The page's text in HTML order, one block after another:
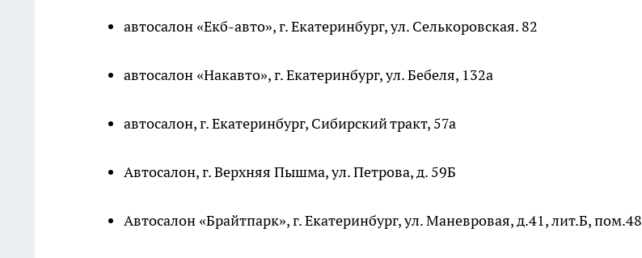
автосалон «Екб-авто», г. Екатеринбург, ул. Селькоровская. 82
автосалон «Накавто», г. Екатеринбург, ул. Бебеля, 132а
автосалон, г. Екатеринбург, Сибирский тракт, 57а
Автосалон, г. Верхняя Пышма, ул. Петрова, д. 59Б
Автосалон «Брайтпарк», г. Екатеринбург, ул. Маневровая, д.41, лит.Б, пом.48